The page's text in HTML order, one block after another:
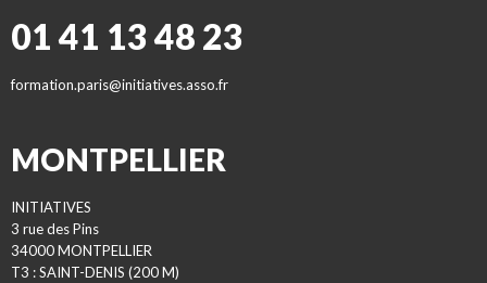
01 41 13 48 23
formation.paris@initiatives.asso.fr
MONTPELLIER
INITIATIVES
3 rue des Pins
34000 MONTPELLIER
T3 : SAINT-DENIS (200 M)